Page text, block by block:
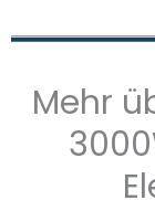
Mehr